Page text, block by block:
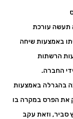
תעשה עורכת
באמצעות שיחה
הרשתות
החברה.
בהגרלה באמצעות
את הפרס במקרה בו
סביר, וזאת עקב